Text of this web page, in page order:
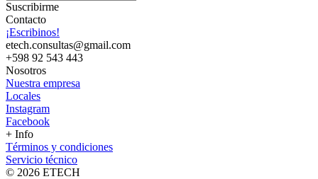
Suscribirme
Contacto
¡Escribinos!
etech.consultas@gmail.com
+598 92 543 443
Nosotros
Nuestra empresa
Locales
Instagram
Facebook
+ Info
Términos y condiciones
Servicio técnico
© 2026 ETECH